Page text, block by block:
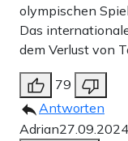
olympischen
Das
dem Verlust von
79
Antworten
Adrian